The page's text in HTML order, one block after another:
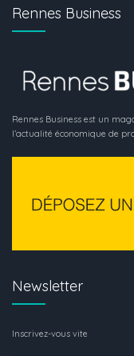
Rennes Business
Rennes Business est un
l’actualité économique de
Newsletter
Inscrivez-vous vite